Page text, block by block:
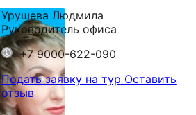
Урушева Людмила
Руководитель офиса
+7 9000-622-090
Подать заявку на тур Оставить
отзыв